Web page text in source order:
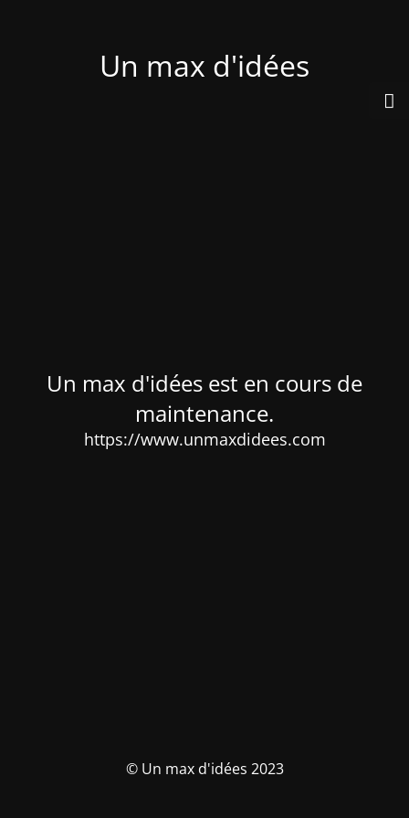
Un max d'idées
Un max d'idées est en cours de
maintenance.
https://www.unmaxdidees.com
© Un max d'idées 2023